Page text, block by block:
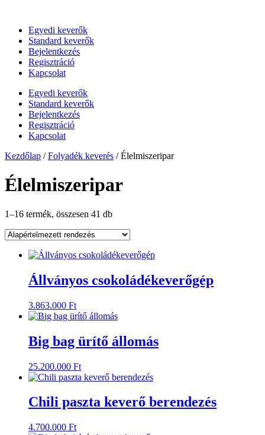
contentEgyedi keverők
Standard keverők
Bejelentkezés
Regisztráció
Kapcsolat
Egyedi keverők
Standard keverők
Bejelentkezés
Regisztráció
Kapcsolat
Kezdőlap /Folyadék keverés / Élelmiszeripar
Élelmiszeripar
1–16 termék, összesen 41 db
Állványos csokoládékeverőgép
3.863.000 Ft
Big bag ürítő állomás
25.200.000 Ft
Chili paszta keverő berendezés
4.700.000 Ft